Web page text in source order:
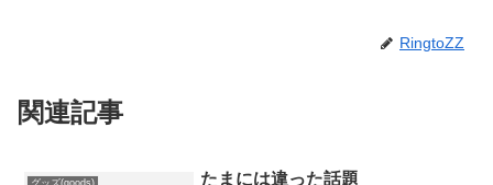
RingtoZZ
関連記事
グッズ(goods) たまには違った話題